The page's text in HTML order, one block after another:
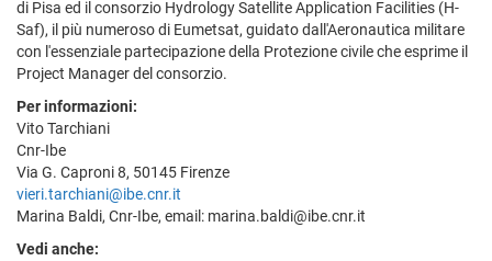
di Pisa ed il consorzio Hydrology Satellite Application Facilities (H-
Saf), il più numeroso di Eumetsat, guidato dall'Aeronautica militare
con l'essenziale partecipazione della Protezione civile che esprime il
Project Manager del consorzio.
Per informazioni:
Vito Tarchiani
Cnr-Ibe
Via G. Caproni 8, 50145 Firenze
vieri.tarchiani@ibe.cnr.it
Marina Baldi, Cnr-Ibe, email: marina.baldi@ibe.cnr.it
Vedi anche: